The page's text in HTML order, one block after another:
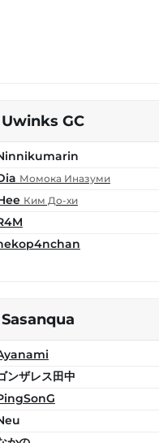
Uwinks GC
Момока Иназуми
Ким До-хи
Sasanqua
ンザレス田中